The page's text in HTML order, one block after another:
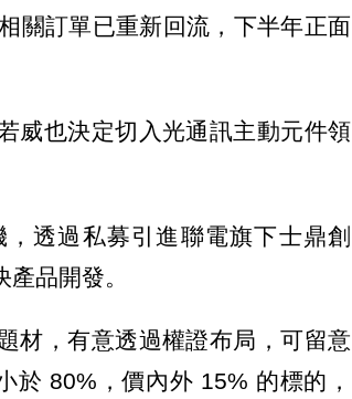
關訂單已重新回流，下半年正面
威也決定切入光通訊主動元件領
透過私募引進聯電旗下士鼎創
品開發。
材，有意透過權證布局，可留意
於 80%，價內外 15% 的標的，